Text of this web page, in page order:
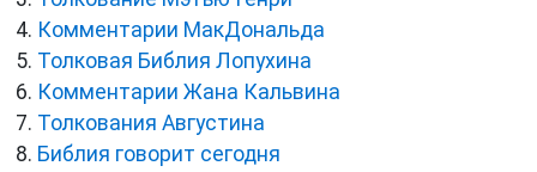
Комментарии МакДональда
Толковая Библия Лопухина
Комментарии Жана Кальвина
Толкования Августина
Библия говорит сегодня